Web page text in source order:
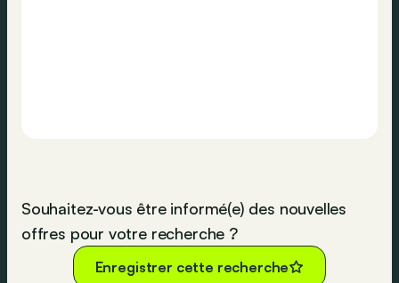
Souhaitez-vous être informé(e) des nouvelles
offres pour votre recherche ?
Enregistrer cette recherche